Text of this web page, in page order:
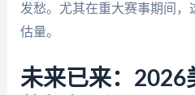
发愁。尤其在重大赛事期间
估量。
未来已来：2026